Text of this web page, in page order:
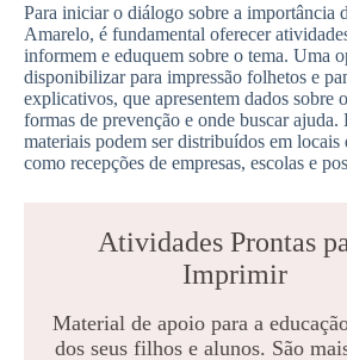
Para iniciar o diálogo sobre a importância
Amarelo, é fundamental oferecer
informem e eduquem sobre o tema. Uma
disponibilizar para impressão folhetos e
explicativos, que apresentem dados sobre
formas de prevenção e onde buscar ajuda.
materiais podem ser distribuídos em locais
como recepções de empresas, escolas e
Atividades Prontas
Imprimir
Material de apoio para a
dos seus filhos e alunos. São